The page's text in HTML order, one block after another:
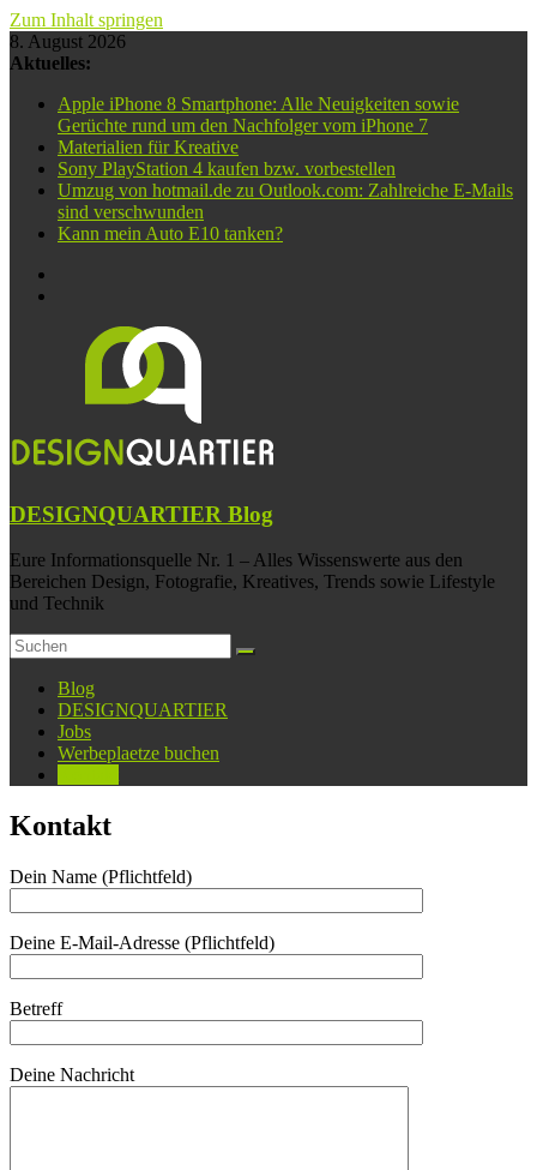
Zum Inhalt springen
8. August 2026
Aktuelles:
Apple iPhone 8 Smartphone: Alle Neuigkeiten sowie
Gerüchte rund um den Nachfolger vom iPhone 7
Materialien für Kreative
Sony PlayStation 4 kaufen bzw. vorbestellen
Umzug von hotmail.de zu Outlook.com: Zahlreiche E-Mails
sind verschwunden
Kann mein Auto E10 tanken?
DESIGNQUARTIER Blog
Eure Informationsquelle Nr. 1 – Alles Wissenswerte aus den
Bereichen Design, Fotografie, Kreatives, Trends sowie Lifestyle
und Technik
Blog
DESIGNQUARTIER
Jobs
Werbeplaetze buchen
Kontakt
Dein Name (Pflichtfeld)
Deine E-Mail-Adresse (Pflichtfeld)
Betreff
Deine Nachricht